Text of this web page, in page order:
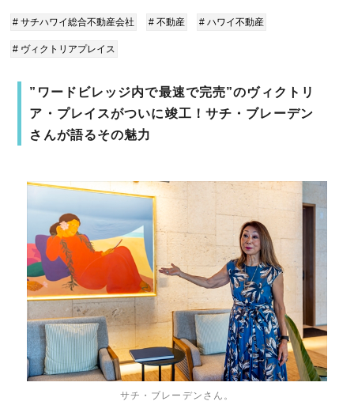
# サチハワイ総合不動産会社 # 不動産 # ハワイ不動産
# ヴィクトリアプレイス
”ワードビレッジ内で最速で完売”のヴィクトリ
ア・プレイスがついに竣工！サチ・ブレーデン
さんが語るその魅力
サチ・ブレーデンさん。